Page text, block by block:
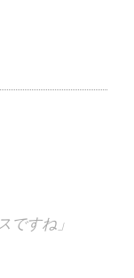
ですね」